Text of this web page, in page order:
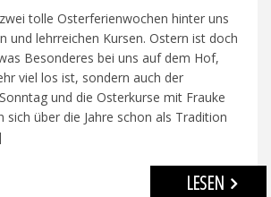
tolle Osterferienwochen hinter uns
und lehrreichen Kursen. Ostern ist doch
Besonderes bei uns auf dem Hof,
viel los ist, sondern auch der
und die Osterkurse mit Frauke
sich über die Jahre schon als Tradition
LESEN